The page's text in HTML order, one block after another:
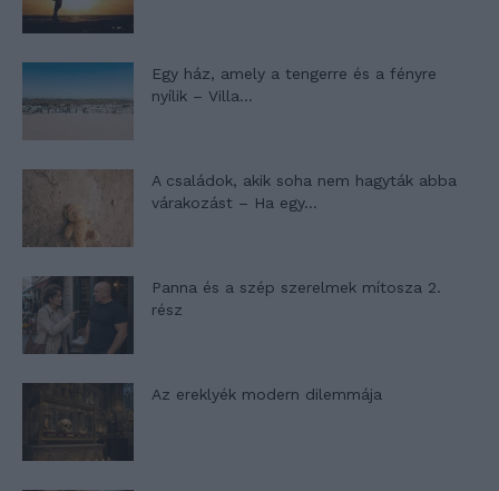
Egy ház, amely a tengerre és a fényre
nyílik – Villa...
A családok, akik soha nem hagyták abba
várakozást – Ha egy...
Panna és a szép szerelmek mítosza 2.
rész
Az ereklyék modern dilemmája